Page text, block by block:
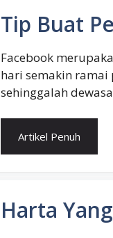
Tip Buat
Facebook
hari semakin ramai
sehinggalah
Artikel Penuh
Harta